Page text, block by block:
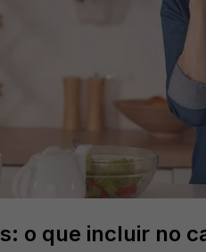
o que incluir no